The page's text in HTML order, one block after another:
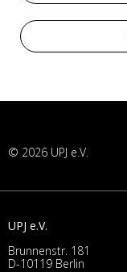
© 2026 UPJ e.V.
UPJ e.V.
Brunnenstr. 181
D-10119 Berlin